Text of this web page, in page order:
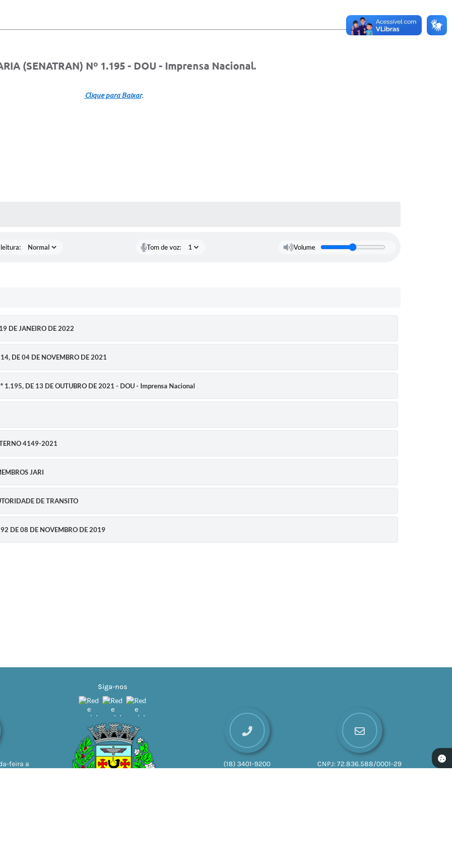
(SENATRAN) Nº 1.195 - DOU - Imprensa Nacional.
Clique para Baixar.
Tom de voz: Volume
DE JANEIRO DE 2022
DE 04 DE NOVEMBRO DE 2021
1.195, DE 13 DE OUTUBRO DE 2021 - DOU - Imprensa Nacional
4149-2021
JARI
DE TRANSITO
DE 08 DE NOVEMBRO DE 2019
feira a
Siga-nos
(18) 3401-9200 CNPJ:72.836.588/0001-29